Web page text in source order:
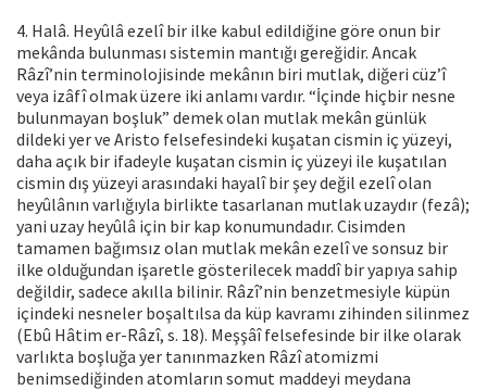
4. Halâ. Heyûlâ ezelî bir ilke kabul edildiğine göre onun bir
mekânda bulunması sistemin mantığı gereğidir. Ancak
Râzî’nin terminolojisinde mekânın biri mutlak, diğeri cüz’î
veya izâfî olmak üzere iki anlamı vardır. “İçinde hiçbir nesne
bulunmayan boşluk” demek olan mutlak mekân günlük
dildeki yer ve Aristo felsefesindeki kuşatan cismin iç yüzeyi,
daha açık bir ifadeyle kuşatan cismin iç yüzeyi ile kuşatılan
cismin dış yüzeyi arasındaki hayalî bir şey değil ezelî olan
heyûlânın varlığıyla birlikte tasarlanan mutlak uzaydır (fezâ);
yani uzay heyûlâ için bir kap konumundadır. Cisimden
tamamen bağımsız olan mutlak mekân ezelî ve sonsuz bir
ilke olduğundan işaretle gösterilecek maddî bir yapıya sahip
değildir, sadece akılla bilinir. Râzî’nin benzetmesiyle küpün
içindeki nesneler boşaltılsa da küp kavramı zihinden silinmez
(Ebû Hâtim er-Râzî, s. 18). Meşşâî felsefesinde bir ilke olarak
varlıkta boşluğa yer tanınmazken Râzî atomizmi
benimsediğinden atomların somut maddeyi meydana